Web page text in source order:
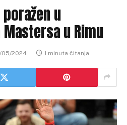
u
u Rimu
05/2024 1 minuta čitanja